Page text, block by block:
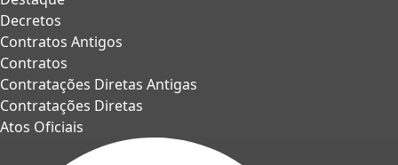
Decretos
Contratos Antigos
Contratos
Contratações Diretas Antigas
Contratações Diretas
Atos Oficiais